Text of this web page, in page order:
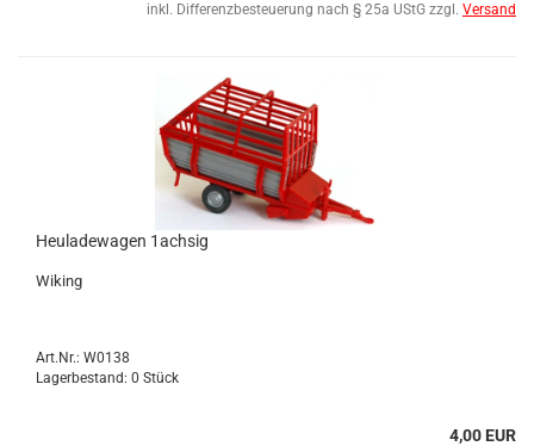
inkl. Differenzbesteuerung nach § 25a UStG zzgl. Versand
Heu­la­de­wa­gen 1achsig
Wi­king
Art.Nr.: W0138
Lagerbestand: 0 Stück
4,00 EUR